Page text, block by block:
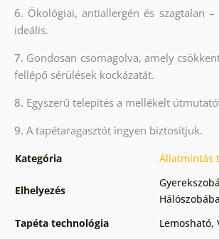
6. Ökológiai, antiallergén és szagtalan –
ideális.
7. Gondosan csomagolva, amely
fellépő sérülések kockázatát.
8. Egyszerű telepítés a mellékelt
9. A tapétaragasztót ingyen biztosítjuk.
Kategória Állatmintás
Elhelyezés
Hálószobába
Tapéta technológia
Lemosható,